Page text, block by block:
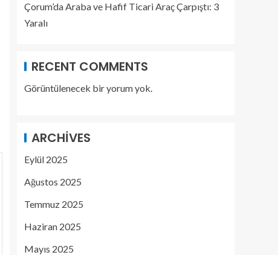
Çorum’da Araba ve Hafif Ticari Araç Çarpıştı: 3
Yaralı
RECENT COMMENTS
Görüntülenecek bir yorum yok.
ARCHIVES
Eylül 2025
Ağustos 2025
Temmuz 2025
Haziran 2025
Mayıs 2025